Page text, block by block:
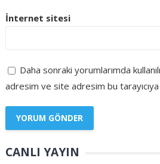
İnternet sitesi
Daha sonraki yorumlarımda
adresim ve site adresim bu
CANLI YAYIN